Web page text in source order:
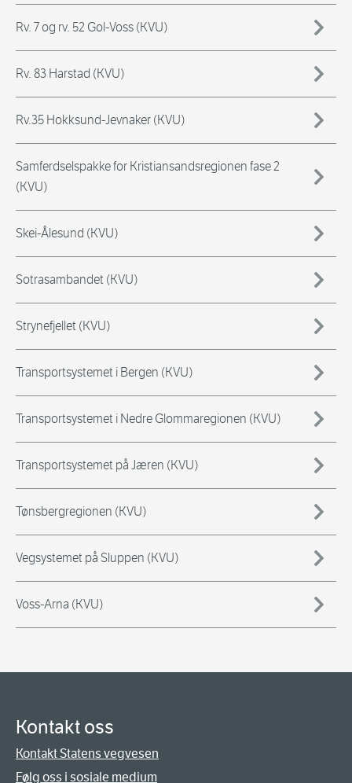
Rv. 7 og rv. 52 Gol-Voss (KVU)
Rv. 83 Harstad (KVU)
Rv.35 Hokksund-Jevnaker (KVU)
Samferdselspakke for Kristiansandsregionen fase 2
(KVU)
Skei-Ålesund (KVU)
Sotrasambandet (KVU)
Strynefjellet (KVU)
Transportsystemet i Bergen (KVU)
Transportsystemet i Nedre Glommaregionen (KVU)
Transportsystemet på Jæren (KVU)
Tønsbergregionen (KVU)
Vegsystemet på Sluppen (KVU)
Voss-Arna (KVU)
Kontakt oss
Kontakt Statens vegvesen
Følg oss i sosiale medium